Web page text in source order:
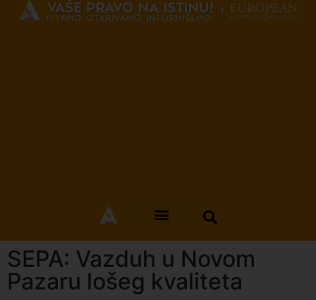
SEPA: Vazduh u Novom
Pazaru lošeg kvaliteta